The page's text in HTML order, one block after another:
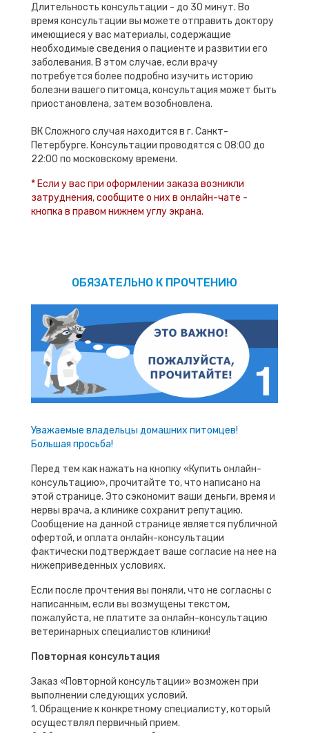
Длительность консультации - до 30 минут. Во
время консультации вы можете отправить доктору
имеющиеся у вас материалы, содержащие
необходимые сведения о пациенте и развитии его
заболевания. В этом случае, если врачу
потребуется более подробно изучить историю
болезни вашего питомца, консультация может быть
приостановлена, затем возобновлена.
ВК Сложного случая находится в г. Санкт-
Петербурге. Консультации проводятся с 08:00 до
22:00 по московскому времени.
* Если у вас при оформлении заказа возникли
затруднения, сообщите о них в онлайн-чате -
кнопка в правом нижнем углу экрана.
ОБЯЗАТЕЛЬНО К ПРОЧТЕНИЮ
Уважаемые владельцы домашних питомцев!
Большая просьба!
Перед тем как нажать на кнопку «Купить онлайн-
консультацию», прочитайте то, что написано на
этой странице. Это сэкономит ваши деньги, время и
нервы врача, а клинике сохранит репутацию.
Сообщение на данной странице является публичной
офертой, и оплата онлайн-консультации
фактически подтверждает ваше согласие на нее на
нижеприведенных условиях.
Если после прочтения вы поняли, что не согласны с
написанным, если вы возмущены текстом,
пожалуйста, не платите за онлайн-консультацию
ветеринарных специалистов клиники!
Повторная консультация
Заказ «Повторной консультации» возможен при
выполнении следующих условий.
1. Обращение к конкретному специалисту, который
осуществлял первичный прием.